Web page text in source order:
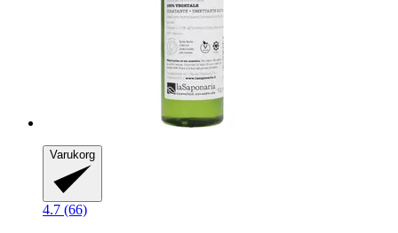
Varukorg
4.7 (66)